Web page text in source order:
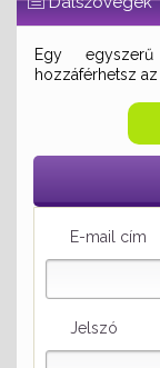
Egy
hozzáférhetsz
E-mail cím
Jelszó